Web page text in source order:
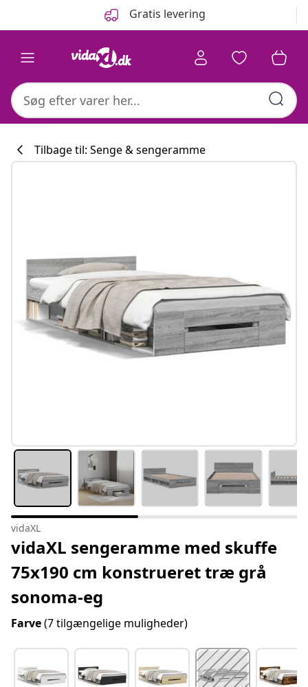
Gratis levering
#sharemevidaxl
Tilbage til: Senge & sengeramme
vidaXL
vidaXL sengeramme med skuffe
75x190 cm konstrueret træ grå
sonoma-eg
Farve(7 tilgængelige muligheder)